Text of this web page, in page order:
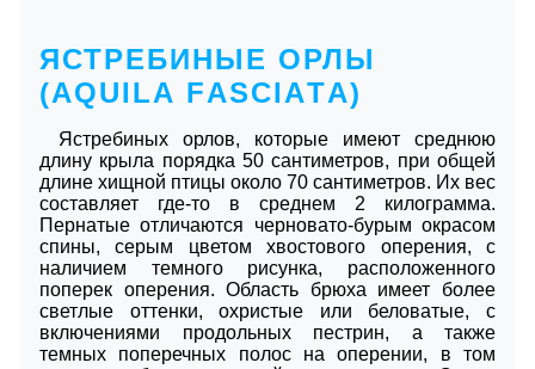
ЯСТРЕБИНЫЕ ОРЛЫ
(АQUILА FАSСIАTА)
Ястребиных орлов, которые имеют среднюю
длину крыла порядка 50 сантиметров, при общей
длине хищной птицы около 70 сантиметров. Их вес
составляет где-то в среднем 2 килограмма.
Пернатые отличаются черновато-бурым окрасом
спины, серым цветом хвостового оперения, с
наличием темного рисунка, расположенного
поперек оперения. Область брюха имеет более
светлые оттенки, охристые или беловатые, с
включениями продольных пестрин, а также
темных поперечных полос на оперении, в том